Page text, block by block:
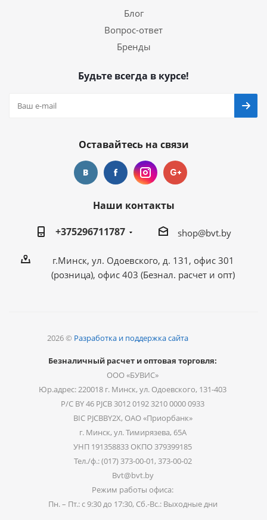
Блог
Вопрос-ответ
Бренды
Будьте всегда в курсе!
Оставайтесь на связи
Наши контакты
+375296711787
shop@bvt.by
г.Минск, ул. Одоевского, д. 131, офис 301
(розница), офис 403 (Безнал. расчет и опт)
2026 © Разработка и поддержка сайта
Безналичный расчет и оптовая торговля:
ООО «БУВИС»
Юр.адрес: 220018 г. Минск, ул. Одоевского, 131-403
Р/С BY 46 PJCB 3012 0192 3210 0000 0933
BIC PJCBBY2X, ОАО «Приорбанк»
г. Минск, ул. Тимирязева, 65А
УНП 191358833 ОКПО 379399185
Тел./ф.: (017) 373-00-01, 373-00-02
Bvt@bvt.by
Режим работы офиса:
Пн. – Пт.: с 9:30 до 17:30, Сб.-Вс.: Выходные дни